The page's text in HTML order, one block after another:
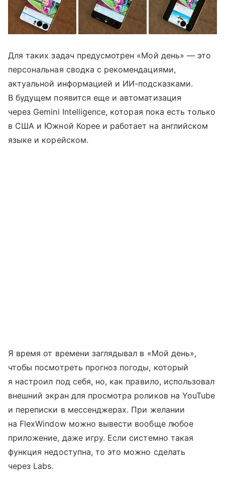
Для таких задач предусмотрен «Мой день» — это
персональная сводка с рекомендациями,
актуальной информацией и ИИ-подсказками.
В будущем появится еще и автоматизация
через Gemini Intelligence, которая пока есть только
в США и Южной Корее и работает на английском
языке и корейском.
Я время от времени заглядывал в «Мой день»,
чтобы посмотреть прогноз погоды, который
я настроил под себя, но, как правило, использовал
внешний экран для просмотра роликов на YouTube
и переписки в мессенджерах. При желании
на FlexWindow можно вывести вообще любое
приложение, даже игру. Если системно такая
функция недоступна, то это можно сделать
через Labs.